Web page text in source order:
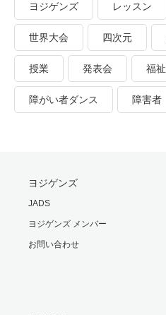
ヨジゲンズ レッスン
世界大会 四次元
授業 発表会 福祉
障がい者ダンス 障害者
ヨジゲンズ
JADS
ヨジゲンズ メンバー
お問い合わせ